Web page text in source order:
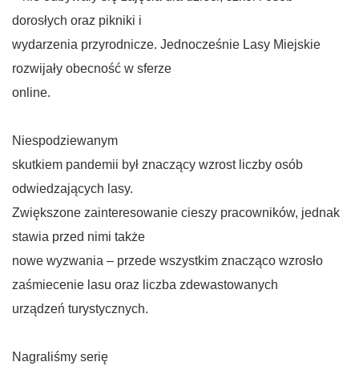
dorosłych oraz pikniki i
wydarzenia przyrodnicze. Jednocześnie Lasy Miejskie
rozwijały obecność w sferze
online.
Niespodziewanym
skutkiem pandemii był znaczący wzrost liczby osób
odwiedzających lasy.
Zwiększone zainteresowanie cieszy pracowników, jednak
stawia przed nimi także
nowe wyzwania – przede wszystkim znacząco wzrosło
zaśmiecenie lasu oraz liczba zdewastowanych
urządzeń turystycznych.
Nagraliśmy serię